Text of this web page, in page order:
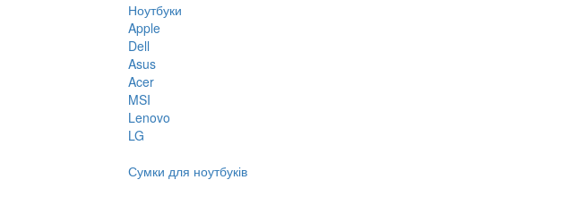
Ноутбуки
Apple
Dell
Asus
Acer
MSI
Lenovo
LG
Сумки для ноутбуків